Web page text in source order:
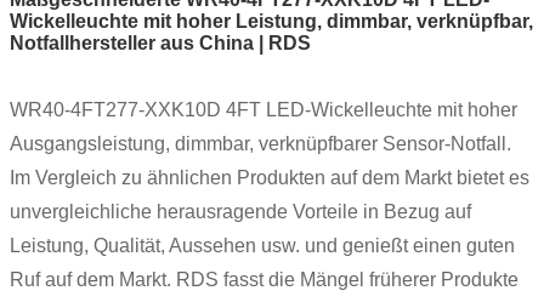
Wickelleuchte mit hoher Leistung, dimmbar, verknüpfbar,
Notfallhersteller aus China | RDS
WR40-4FT277-XXK10D 4FT LED-Wickelleuchte mit hoher
Ausgangsleistung, dimmbar, verknüpfbarer Sensor-Notfall.
Im Vergleich zu ähnlichen Produkten auf dem Markt bietet es
unvergleichliche herausragende Vorteile in Bezug auf
Leistung, Qualität, Aussehen usw. und genießt einen guten
Ruf auf dem Markt. RDS fasst die Mängel früherer Produkte